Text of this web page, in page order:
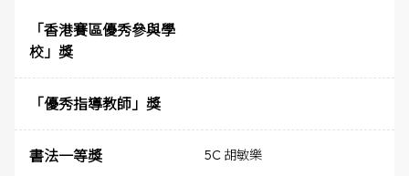
「香港賽區優秀參與學
校」獎
「優秀指導教師」獎
書法一等獎 5C 胡敏樂